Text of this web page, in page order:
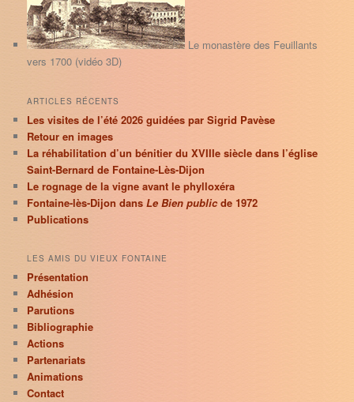
h
e
Le monastère des Feuillants
vers 1700 (vidéo 3D)
ARTICLES RÉCENTS
Les visites de l’été 2026 guidées par Sigrid Pavèse
Retour en images
La réhabilitation d’un bénitier du XVIIIe siècle dans l’église
Saint-Bernard de Fontaine-Lès-Dijon
Le rognage de la vigne avant le phylloxéra
Fontaine-lès-Dijon dansLe Bien publicde 1972
Publications
LES AMIS DU VIEUX FONTAINE
Présentation
Adhésion
Parutions
Bibliographie
Actions
Partenariats
Animations
Contact